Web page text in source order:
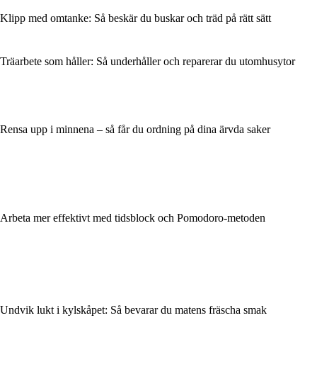
Klipp med omtanke: Så beskär du buskar och träd på rätt sätt
Träarbete som håller: Så underhåller och reparerar du utomhusytor
Rensa upp i minnena – så får du ordning på dina ärvda saker
Arbeta mer effektivt med tidsblock och Pomodoro-metoden
Undvik lukt i kylskåpet: Så bevarar du matens fräscha smak